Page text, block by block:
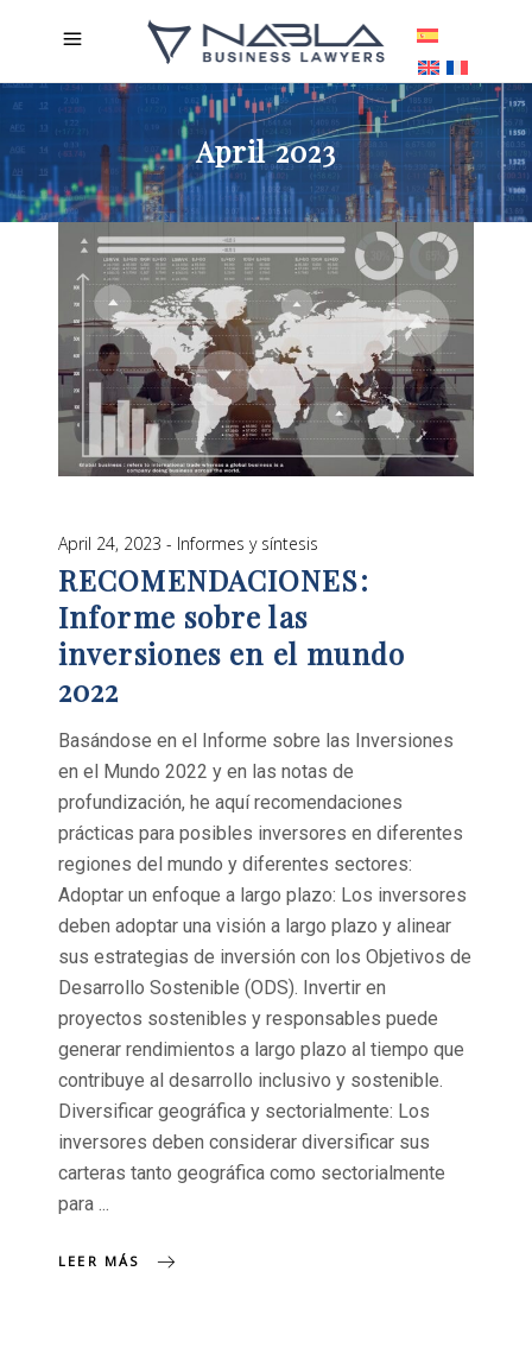
April 2023
April 24, 2023 Informes y síntesis
RECOMENDACIONES:
Informe sobre las
inversiones en el mundo
2022
Basándose en el Informe sobre las Inversiones
en el Mundo 2022 y en las notas de
profundización, he aquí recomendaciones
prácticas para posibles inversores en diferentes
regiones del mundo y diferentes sectores:
Adoptar un enfoque a largo plazo: Los inversores
deben adoptar una visión a largo plazo y alinear
sus estrategias de inversión con los Objetivos de
Desarrollo Sostenible (ODS). Invertir en
proyectos sostenibles y responsables puede
generar rendimientos a largo plazo al tiempo que
contribuye al desarrollo inclusivo y sostenible.
Diversificar geográfica y sectorialmente: Los
inversores deben considerar diversificar sus
carteras tanto geográfica como sectorialmente
para
LEER MÁS